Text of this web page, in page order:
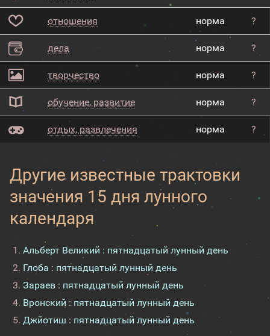
отношения норма ?
дела норма ?
творчество норма ?
обучение, развитие норма ?
отдых, развлечения норма ?
Другие известные трактовки
значения 15 дня лунного
календаря
Альберт Великий : пятнадцатый лунный день
Глоба : пятнадцатый лунный день
Зараев : пятнадцатый лунный день
Вронский : пятнадцатый лунный день
Джйотиш : пятнадцатый лунный день